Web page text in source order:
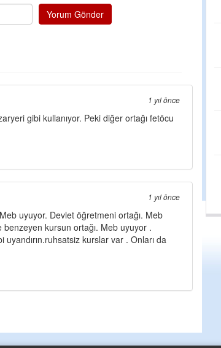
Yorum Gönder
1 yıl önce
gibi kullanıyor. Peki diğer ortağı fetöcu
1 yıl önce
uyuyor. Devlet öğretmeni ortağı. Meb
kursun ortağı. Meb uyuyor .
kurslar var . Onları da